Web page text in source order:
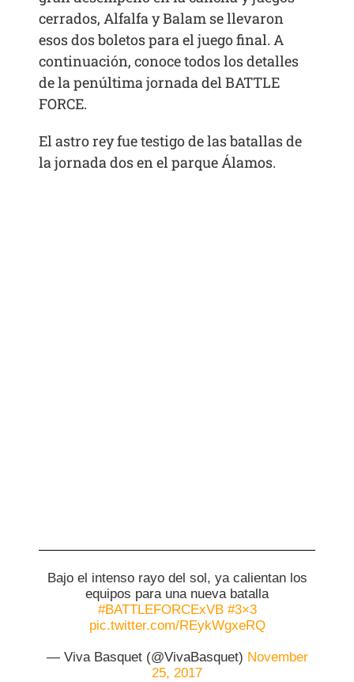
cerrados, Alfalfa y Balam se llevaron
esos dos boletos para el juego final. A
continuación, conoce todos los detalles
de la penúltima jornada del BATTLE
FORCE.
El astro rey fue testigo de las batallas de
la jornada dos en el parque Álamos.
Bajo el intenso rayo del sol, ya calientan los
equipos para una nueva batalla
#BATTLEFORCExVB #3×3
pic.twitter.com/REykWgxeRQ
— Viva Basquet (@VivaBasquet) November
25, 2017